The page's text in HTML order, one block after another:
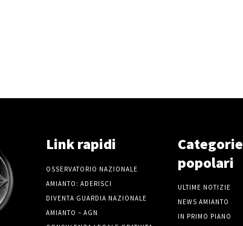
Link rapidi
OSSERVATORIO NAZIONALE
AMIANTO: ADERISCI
DIVENTA GUARDIA NAZIONALE
AMIANTO – AGN
Categorie
popolari
ULTIME NOTIZIE
NEWS AMIANTO
IN PRIMO PIANO